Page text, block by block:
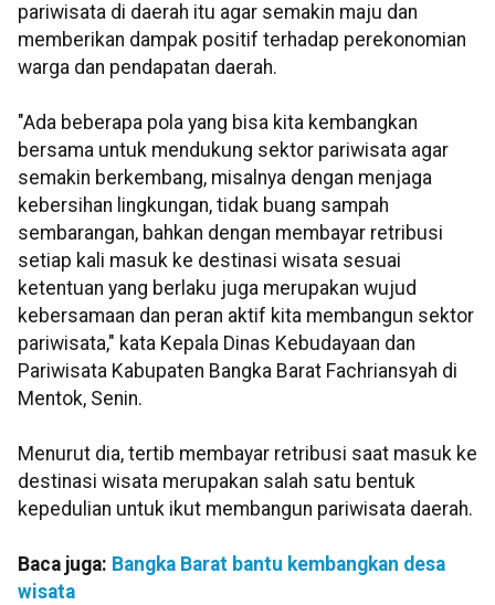
pariwisata di daerah itu agar semakin maju dan
memberikan dampak positif terhadap perekonomian
warga dan pendapatan daerah.
"Ada beberapa pola yang bisa kita kembangkan
bersama untuk mendukung sektor pariwisata agar
semakin berkembang, misalnya dengan menjaga
kebersihan lingkungan, tidak buang sampah
sembarangan, bahkan dengan membayar retribusi
setiap kali masuk ke destinasi wisata sesuai
ketentuan yang berlaku juga merupakan wujud
kebersamaan dan peran aktif kita membangun sektor
pariwisata," kata Kepala Dinas Kebudayaan dan
Pariwisata Kabupaten Bangka Barat Fachriansyah di
Mentok, Senin.
Menurut dia, tertib membayar retribusi saat masuk ke
destinasi wisata merupakan salah satu bentuk
kepedulian untuk ikut membangun pariwisata daerah.
Baca juga: Bangka Barat bantu kembangkan desa
wisata